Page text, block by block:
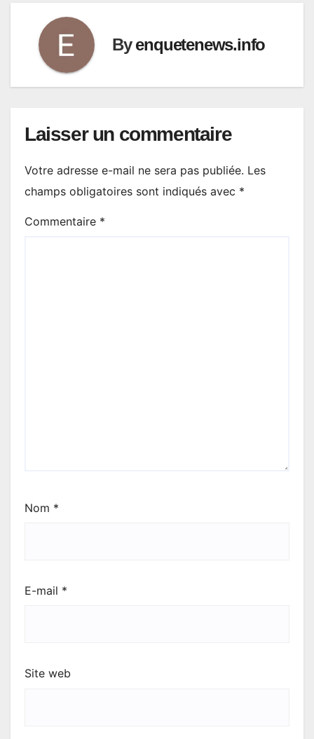
Byenquetenews.info
Laisser un commentaire
Votre adresse e-mail ne sera pas publiée. Les
champs obligatoires sont indiqués avec *
Commentaire *
Nom *
E-mail *
Site web